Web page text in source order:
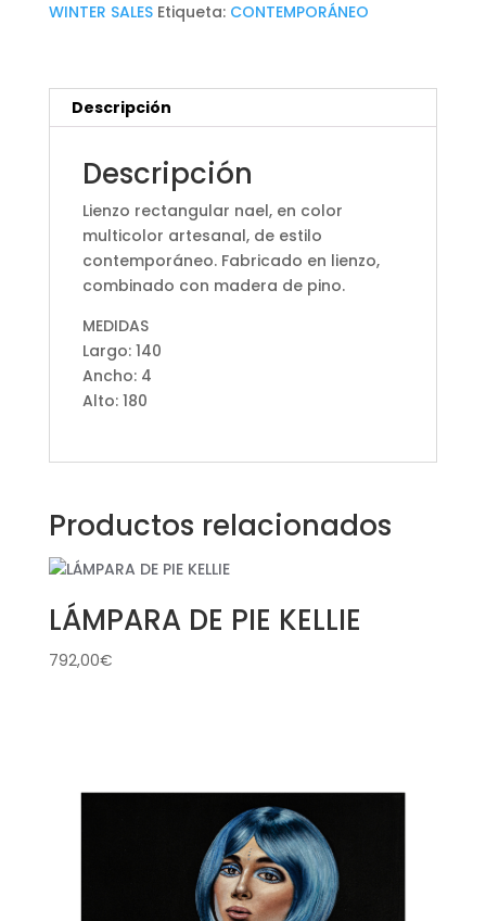
WINTER SALES Etiqueta: CONTEMPORÁNEO
Descripción
Descripción
Lienzo rectangular nael, en color
multicolor artesanal, de estilo
contemporáneo. Fabricado en lienzo,
combinado con madera de pino.
MEDIDAS
Largo: 140
Ancho: 4
Alto: 180
Productos relacionados
LÁMPARA DE PIE KELLIE
792,00€